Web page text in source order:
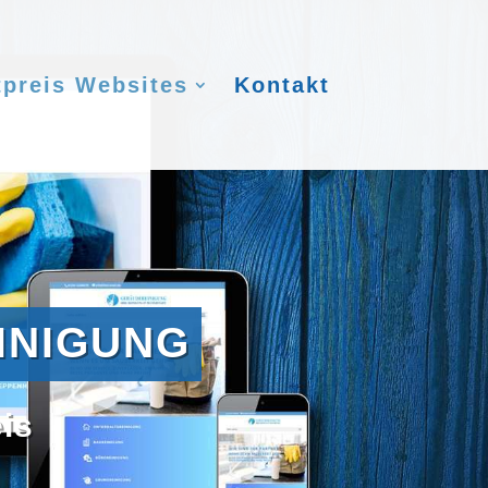
Websites Kontakt